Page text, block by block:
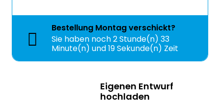
Bestellung Montagverschickt?
Sie haben noch2 Stunde(n) 33
Minute(n) und 19 Sekunde(n) Zeit
Eigenen Entwurf
hochladen